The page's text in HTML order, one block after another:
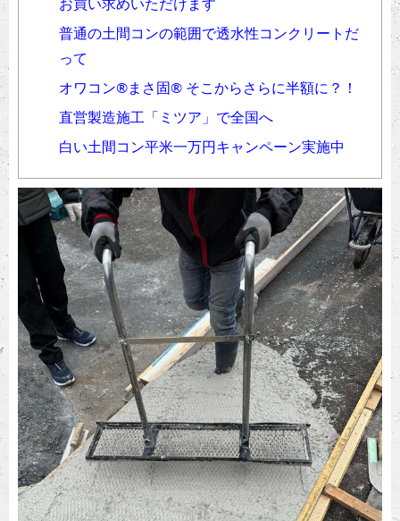
お買い求めいただけます
普通の土間コンの範囲で透水性コンクリートだ
って
オワコン®︎まさ固®︎ そこからさらに半額に？！
直営製造施工「ミツア」で全国へ
白い土間コン平米一万円キャンペーン実施中